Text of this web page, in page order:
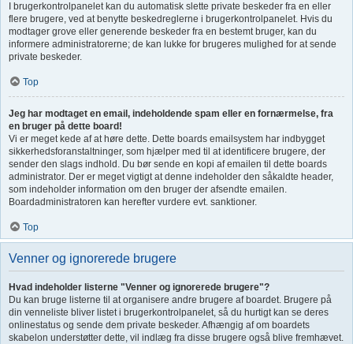
I brugerkontrolpanelet kan du automatisk slette private beskeder fra en eller
flere brugere, ved at benytte beskedreglerne i brugerkontrolpanelet. Hvis du
modtager grove eller generende beskeder fra en bestemt bruger, kan du
informere administratorerne; de kan lukke for brugeres mulighed for at sende
private beskeder.
Top
Jeg har modtaget en email, indeholdende spam eller en fornærmelse, fra
en bruger på dette board!
Vi er meget kede af at høre dette. Dette boards emailsystem har indbygget
sikkerhedsforanstaltninger, som hjælper med til at identificere brugere, der
sender den slags indhold. Du bør sende en kopi af emailen til dette boards
administrator. Der er meget vigtigt at denne indeholder den såkaldte header,
som indeholder information om den bruger der afsendte emailen.
Boardadministratoren kan herefter vurdere evt. sanktioner.
Top
Venner og ignorerede brugere
Hvad indeholder listerne "Venner og ignorerede brugere"?
Du kan bruge listerne til at organisere andre brugere af boardet. Brugere på
din venneliste bliver listet i brugerkontrolpanelet, så du hurtigt kan se deres
onlinestatus og sende dem private beskeder. Afhængig af om boardets
skabelon understøtter dette, vil indlæg fra disse brugere også blive fremhævet.